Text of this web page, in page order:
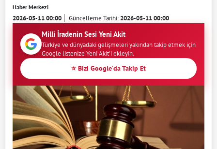
Haber Merkezi
2026-05-11 00:00 Güncelleme Tarihi:2026-05-11 00:00
Milli İradenin Sesi Yeni Akit
Türkiye ve dünyadaki gelişmeleri yakından takip etmek için
Google listenize Yeni Akit'i ekleyin.
⭐ Bizi Google'da Takip Et